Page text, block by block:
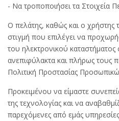
- Να τροποποιήσει τα Στοιχεία
Ο πελάτης, καθώς και ο χρήστης
στιγμή που επιλέγει να
του ηλεκτρονικού
ανεπιφύλακτα και πλήρως τους
Πολιτική Προστασίας
Προκειμένου να είμαστε
της τεχνολογίας και να
παρεχόμενες από εμάς